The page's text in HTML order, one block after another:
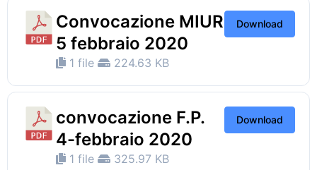
Convocazione MIUR
5 febbraio 2020
1 file 224.63 KB
Download
convocazione F.P.
4-febbraio 2020
1 file 325.97 KB
Download